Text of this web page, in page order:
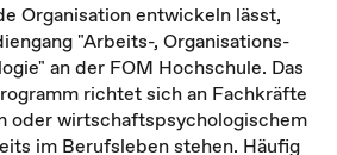
Organisation entwickeln lässt,
"Arbeits-, Organisations-
an der FOM Hochschule. Das
richtet sich an Fachkräfte
oder wirtschaftspsychologischem
im Berufsleben stehen. Häufig